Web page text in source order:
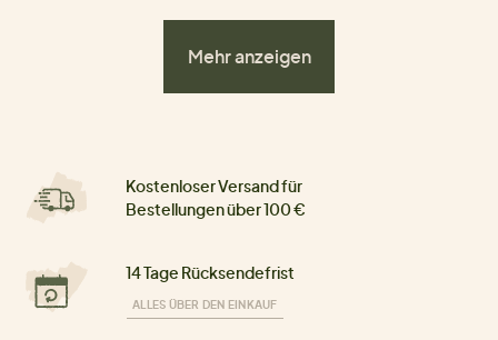
Mehr anzeigen
Kostenloser Versand für
Bestellungen über 100 €
14 Tage Rücksendefrist
ALLES ÜBER DEN EINKAUF